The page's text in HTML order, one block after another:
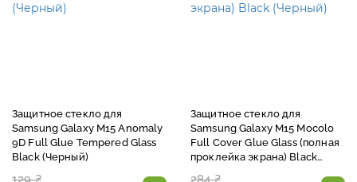
Защитное стекло для
Samsung Galaxy M15 Anomaly
9D Full Glue Tempered Glass
Black (Черный)
Защитное стекло для
Samsung Galaxy M15 Mocolo
Full Cover Glue Glass (полная
проклейка экрана) Black